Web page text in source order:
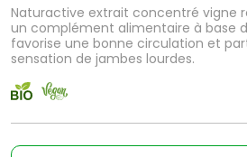
Naturactive extrait concentré vigne
un complément alimentaire à base
favorise une bonne circulation et
sensation de jambes lourdes.